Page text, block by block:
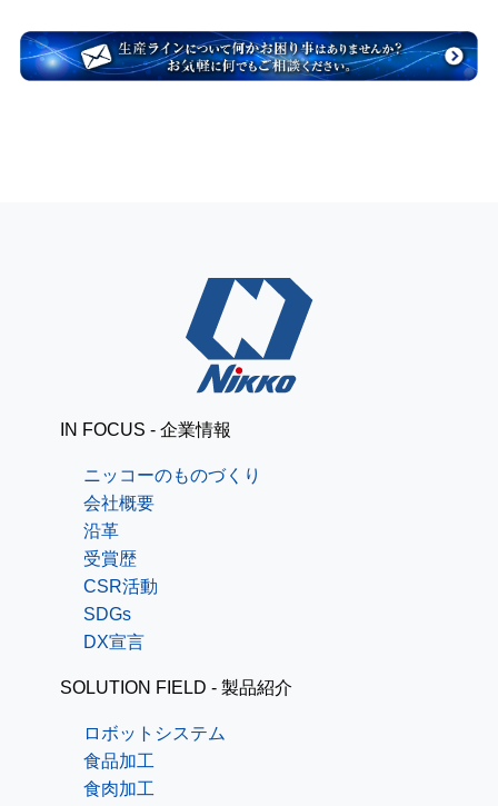
IN FOCUS - 企業情報
ニッコーのものづくり
会社概要
沿革
受賞歴
CSR活動
SDGs
DX宣言
SOLUTION FIELD - 製品紹介
ロボットシステム
食品加工
食肉加工